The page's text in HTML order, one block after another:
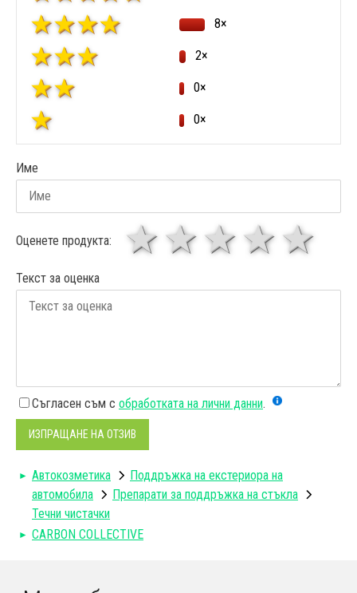
8×
2×
0×
0×
Име
Оценете продукта: 4
3
звезди
1 звезда
Текст за оценка
Съгласен съм с обработката на лични данни.
ИЗПРАЩАНЕ НА ОТЗИВ
Автокозметика
Поддръжка на екстериора на
автомобила
Препарати за поддръжка на стъкла
Течни чистачки
CARBON COLLECTIVE